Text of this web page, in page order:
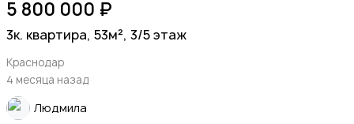
5 800 000 ₽
3к. квартира, 53м², 3/5 этаж
Краснодар
4 месяца назад
Людмила